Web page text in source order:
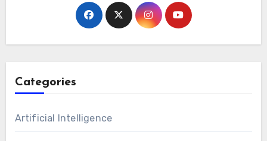
Categories
Artificial Intelligence